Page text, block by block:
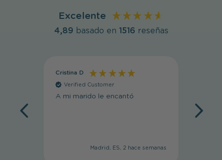
Excelente
4,89 basado en 1516 reseñas
Cristina D
Verified Customer
A mi marido le encantó
Madrid, ES, 2 hace semanas